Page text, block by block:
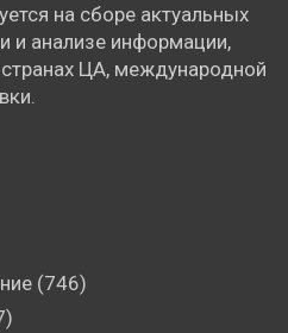
на сборе актуальных
и анализе информации,
ЦА, международной
(746)